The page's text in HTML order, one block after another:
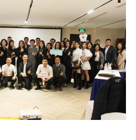
phục khách hàng của Tập đoàn
và lễ hội – Thiên đường giải trí